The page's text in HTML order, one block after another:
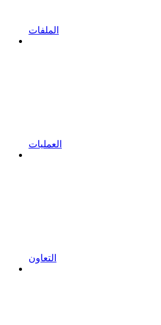
الملفات
العمليات
التعاون